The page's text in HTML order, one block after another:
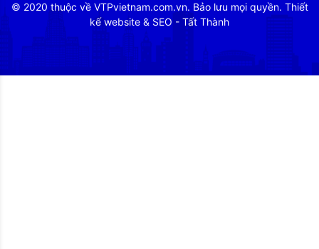
© 2020 thuộc về VTPvietnam.com.vn. Bảo lưu mọi quyền. Thiết
kế website & SEO - Tất Thành